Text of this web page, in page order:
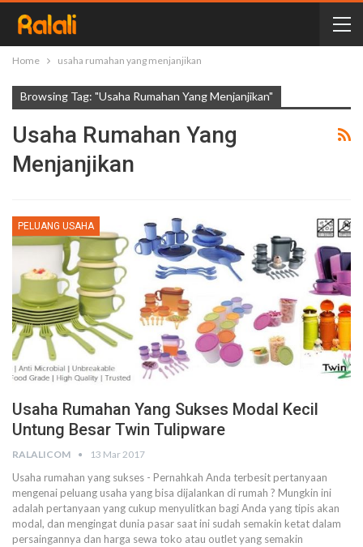
Home usaha rumahan yang menjanjikan
Browsing Tag: "usaha Rumahan Yang Menjanjikan"
Usaha Rumahan Yang
Menjanjikan
PELUANG USAHA
Usaha Rumahan Yang Sukses Modal Kecil
Untung Besar Twin Tulipware
RALALICOM 13 Mar 2017
Usaha rumahan yang sukses - Pernahkah Anda terbesit pertanyaan
mengenai peluang usaha yang bisa dijalankan di rumah ? Mungkin ini
adalah pertanyaan yang cukup menyulitkan bagi Anda yang tipis akan
modal, dan mengingat dunia pasar saat ini sudah semakin ketat dalam
persaingannya dan harga sewa toko atau outlet yang semakin